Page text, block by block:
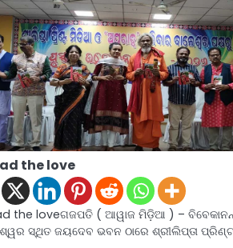
the love
the loveଗଜପତି ( ଆୱାଜ ମିଡ଼ିଆ ) –
ସ୍ଥିତ ଜୟଦେବ ଭବନ ଠାରେ ଶ୍ରୀଲିପ୍ତା